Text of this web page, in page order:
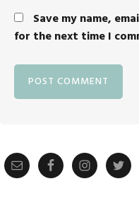
Save my name,
for the next time I
Primary